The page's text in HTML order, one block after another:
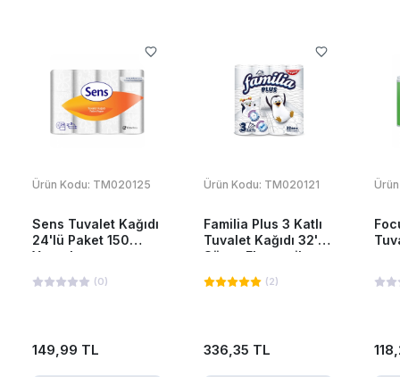
Ürün Kodu: TM020125
Sens Tuvalet Kağıdı
24'lü Paket 150
Yaprak
(0)
149,99 TL
Ürün Kodu: TM020121
Familia Plus 3 Katlı
Tuvalet Kağıdı 32'li
Süper Ekonomik
(2)
336,35 TL